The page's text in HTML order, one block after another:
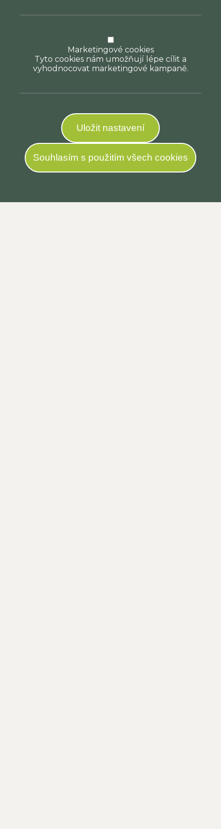
Marketingové cookies
Tyto cookies nám umožňují lépe cílit a
vyhodnocovat marketingové kampaně.
Uložit nastavení
Souhlasím s použitím všech cookies